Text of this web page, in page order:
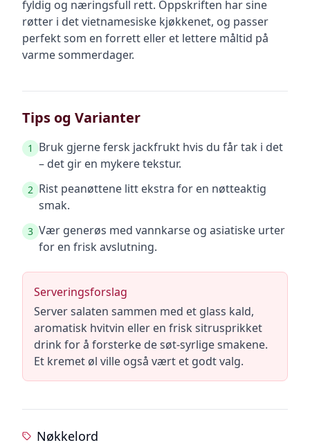
fyldig og næringsfull rett. Oppskriften har sine
røtter i det vietnamesiske kjøkkenet, og passer
perfekt som en forrett eller et lettere måltid på
varme sommerdager.
Tips og Varianter
1
Bruk gjerne fersk jackfrukt hvis du får tak i det
– det gir en mykere tekstur.
2 Rist peanøttene litt ekstra for en nøtteaktig
smak.
3 Vær generøs med vannkarse og asiatiske urter
for en frisk avslutning.
Serveringsforslag
Server salaten sammen med et glass kald,
aromatisk hvitvin eller en frisk sitrusprikket
drink for å forsterke de søt-syrlige smakene.
Et kremet øl ville også vært et godt valg.
Nøkkelord